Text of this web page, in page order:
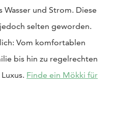
und Strom. Diese
selten geworden.
Vom komfortablen
bis hin zu regelrechten
Finde ein Mökki für